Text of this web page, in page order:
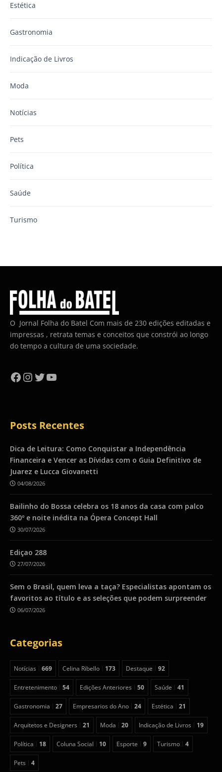
Estética
Gastronomia
Indicação de Livros
Moda
Notícias
Pets
Política
Saúde
Turismo
O Jornal Folha do Batel Com mais de 230 edições editadas e
impressas , retrata temas e conceitos que constrói ao longo
do tempo a cultura de uma sociedade.
Facebook
Instagram
Twitter
YouTube
Posts Recentes
Dica de Leitura: Como Conquistar a Independência
Financeira e Vencer as Dívidas com o Guia Definitivo de
Juarez e Lucca Giovanetti
04/08/2026
Bailinho do Bossa celebra os 18 anos da casa com palco
360º e noite inédita na Ópera Concept Hall
30/07/2026
Ediçao 288
27/07/2026
Sem o Brasil, quem leva a taça? Especialistas apontam os
favoritos ao título e as seleções que podem surpreender
06/07/2026
Categorias
Notícias 669 Celina Ribello 173 Destaque 92
Entretenimento 54 Edições Anteriores 50 Saúde 41
Gastronomia 27 Empresarios do Ano 24 Estética 21
Arquitetos e Designers 21 Moda 20 Indicação de Livros 19
Política 18 Coluna Social 10 Esporte 9 Turismo 4
Pets 4